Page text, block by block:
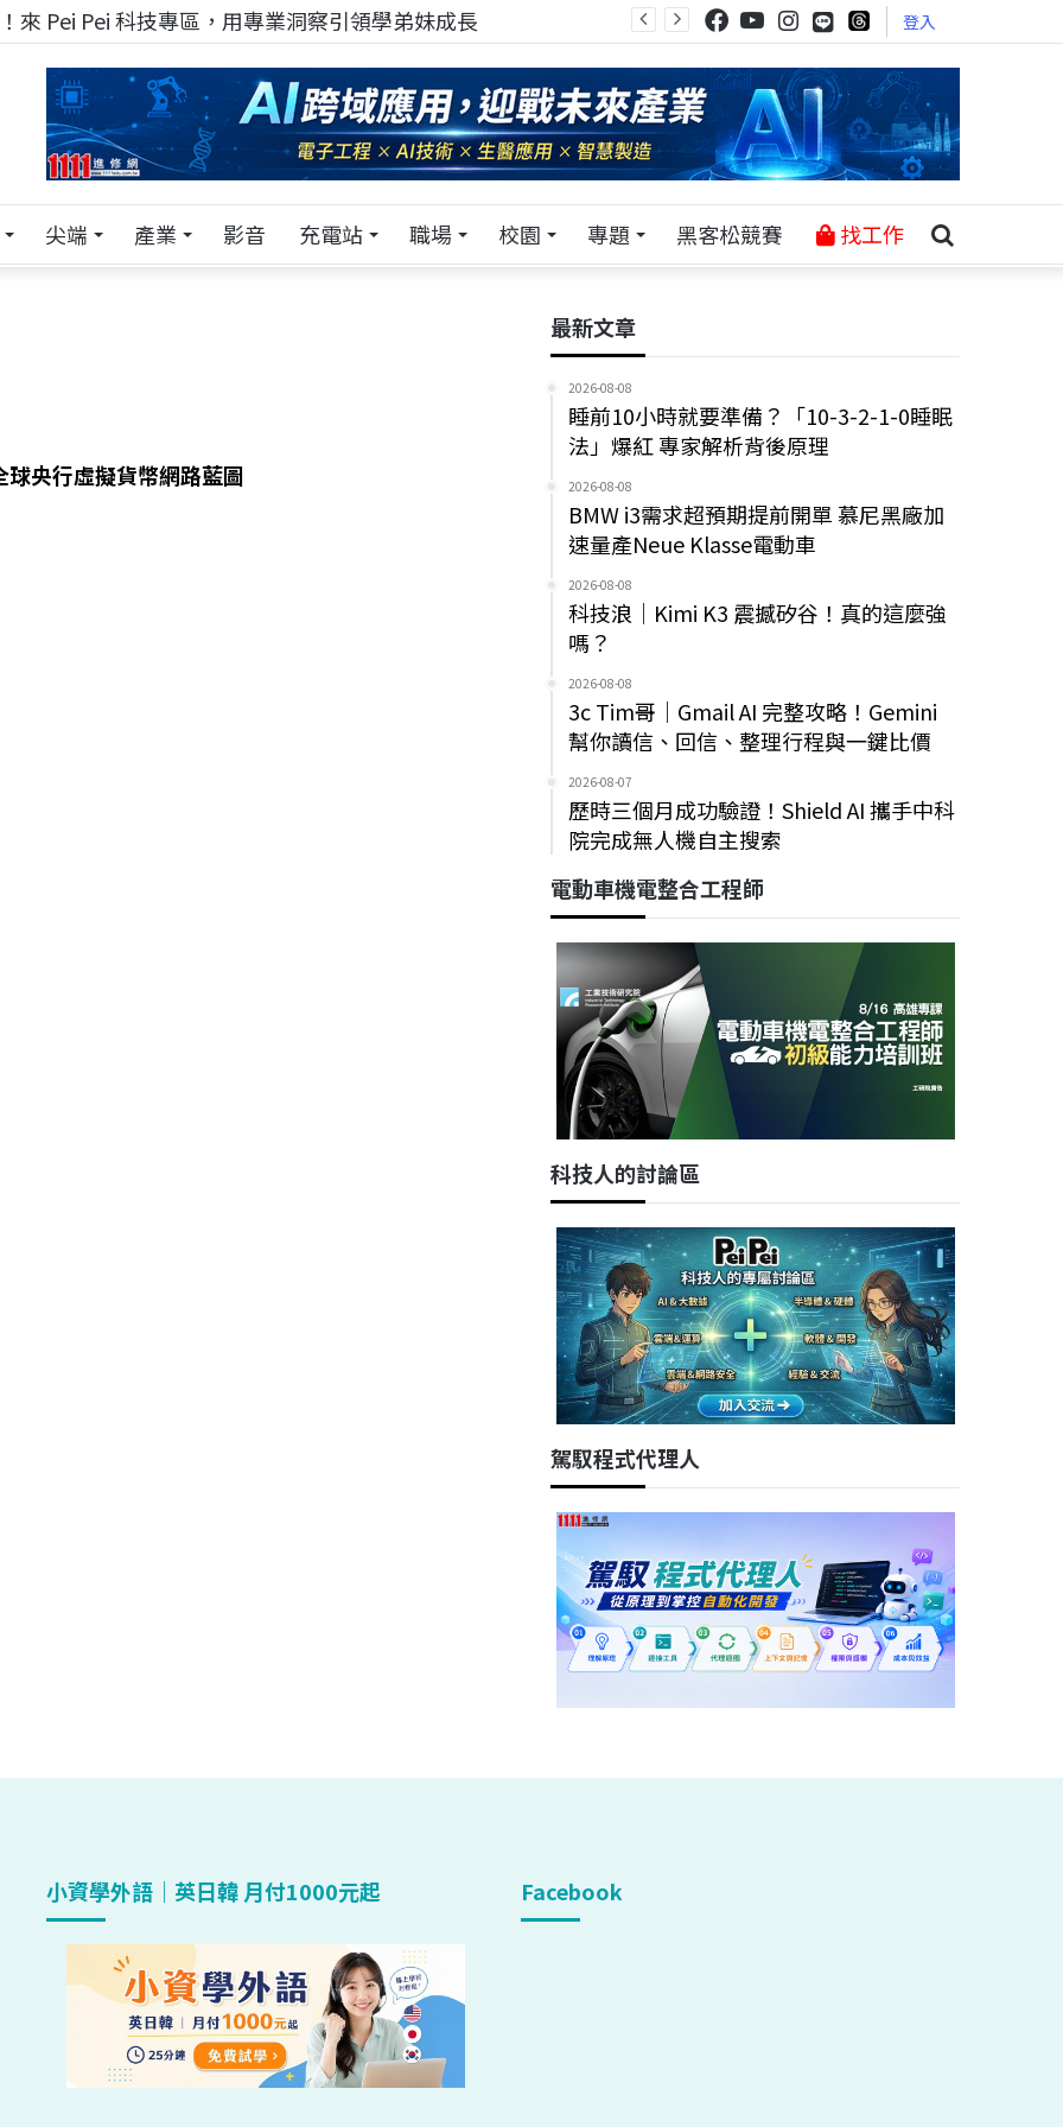
來 Pei Pei 科技專區，用專業洞察引領學弟妹成長 登入
尖端 產業 影音 充電站 職場 校園 專題 黑客松競賽 找工作
球央行虛擬貨幣網路藍圖
最新文章
2026-08-08
睡前10小時就要準備？「10-3-2-1-0睡眠
法」爆紅 專家解析背後原理
2026-08-08
BMW i3需求超預期提前開單 慕尼黑廠加
速量產Neue Klasse電動車
2026-08-08
科技浪｜Kimi K3 震撼矽谷！真的這麼強
嗎？
2026-08-08
3c Tim哥｜Gmail AI 完整攻略！Gemini
幫你讀信、回信、整理行程與一鍵比價
2026-08-07
歷時三個月成功驗證！Shield AI 攜手中科
院完成無人機自主搜索
電動車機電整合工程師
科技人的討論區
駕馭程式代理人
小資學外語｜英日韓 月付1000元起 Facebook